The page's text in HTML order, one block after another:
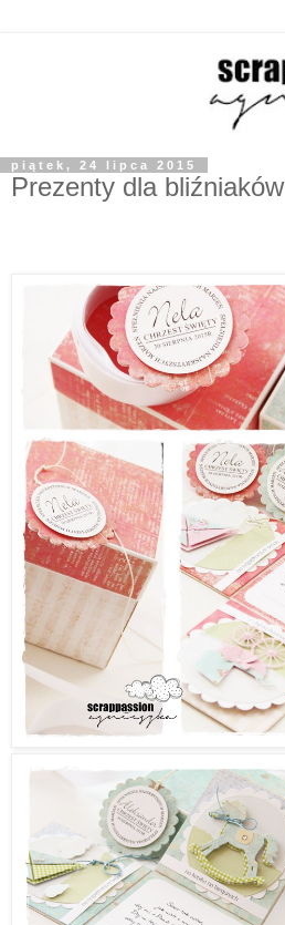
piątek, 24 lipca 2015
Prezenty dla bliźniaków